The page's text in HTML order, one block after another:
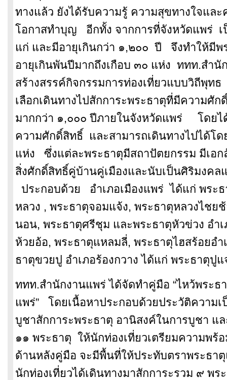
ทางแล้ว ยังได้รับความรู้ ความสุขทางใจและ
โอกาสทำบุญ อีกทั้ง จากการที่จังหวัดแพร่ เ
แก่ และมีอายุเกินกว่า ๑,๒๐๐ ปี จึงทำให้มีพ
อายุเกินพันปีมากถึงเกือบ ๓๐ แห่ง ททท.สำนั
สร้างสรรค์กิจกรรมการท่องเที่ยวแบบวิถีพุทธ
เลือกเดินทางไปสักการะพระธาตุที่มีความศัก
มากกว่า ๑,๐๐๐ ปีภายในจังหวัดแพร่ โดยไ
ความศักดิ์สิทธิ์ และสามารถเดินทางไปได้โ
แห่ง ซึ่งแต่ละพระธาตุมีสถาปัตยกรรม มีเอ
สิ่งศักดิ์สิทธิ์คู่บ้านคู่เมืองและนับเป็นศิริมงคล
ประกอบด้วย อำเภอเมืองแพร่ ได้แก่ พระ
หลวง , พระธาตุจอมแจ้ง, พระธาตุหลวงไชย
นอน, พระธาตุศรีชุม และพระธาตุหัวข่วง อำ
ห้วยอ้อ, พระธาตุแหลมลี่, พระธาตุไฮสร้อยอำ
ธาตุขวยปู อำเภอร้องกวาง ได้แก่ พระธาตุปูแ
ททท.สำนักงานแพร่ ได้จัดทำคู่มือ “ไหว้พระธ
แพร่” โดยเนื้อหาประกอบด้วยประวัติความ
บูชาสักการะพระธาตุ อานิสงค์ในการบูชา แ
๑๑ พระธาตุ ให้นักท่องเที่ยวเตรียมความพร้
ด้านหลังคู่มือ จะมีพื้นที่ให้ประทับตราพระธาตุ
นักท่องเที่ยวได้เดินทางมาสักการะรวม ๙ พร